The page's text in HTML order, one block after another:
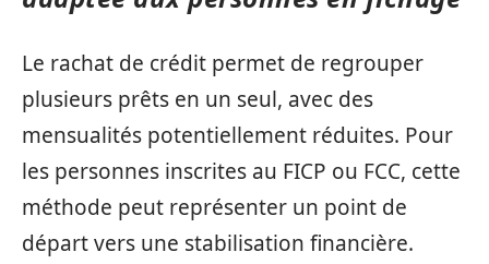
Le rachat de crédit permet de regrouper
plusieurs prêts en un seul, avec des
mensualités potentiellement réduites. Pour
les personnes inscrites au FICP ou FCC, cette
méthode peut représenter un point de
départ vers une stabilisation financière.